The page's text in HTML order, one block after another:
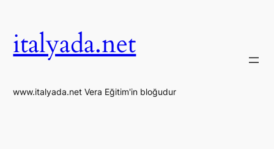
italyada.net
www.italyada.net Vera Eğitim'in bloğudur